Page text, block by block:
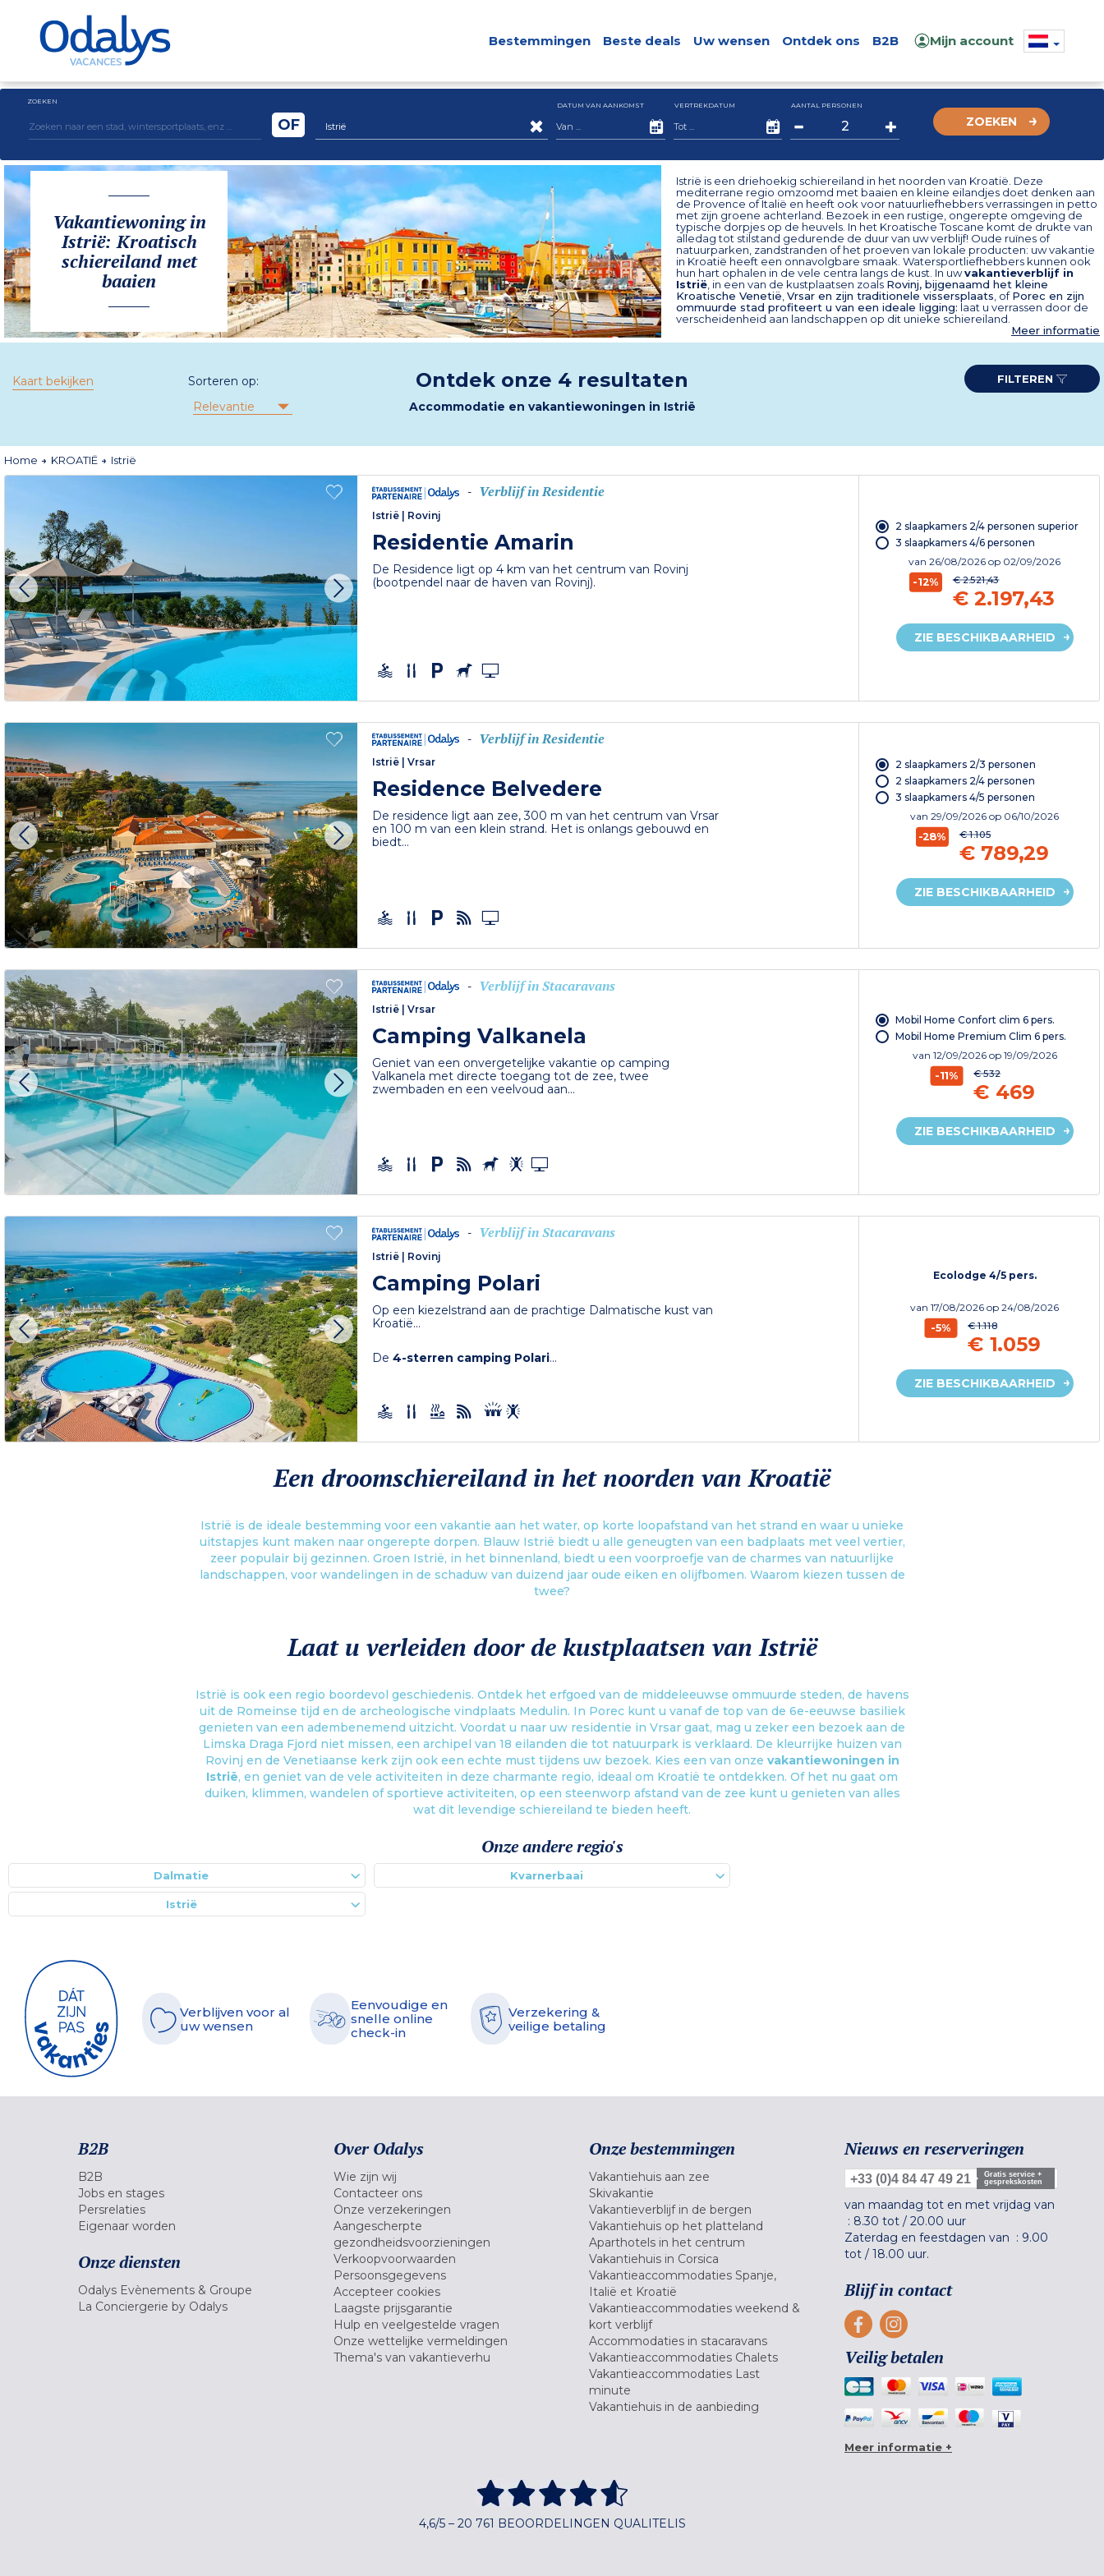
Bestemmingen Beste deals Uw wensen Ontdek ons B2B Mijn account
ZOEKEN
Istrië
OF
DATUM VAN AANKOMST VERTREKDATUM AANTAL PERSONEN
ZOEKEN
Vakantiewoning in
Istrië: Kroatisch
schiereiland met
baaien
Istrië is een driehoekig schiereiland in het noorden van Kroatië. Deze
mediterrane regio omzoomd met baaien en kleine eilandjes doet denken aan
de Provence of Italië en heeft ook voor natuurliefhebbers verrassingen in petto
met zijn groene achterland. Bezoek in een rustige, ongerepte omgeving de
typische dorpjes op de heuvels. In het Kroatische Toscane komt de drukte van
alledag tot stilstand gedurende de duur van uw verblijf! Oude ruïnes of
natuurparken, zandstranden of het proeven van lokale producten: uw vakantie
in Kroatië heeft een onnavolgbare smaak. Watersportliefhebbers kunnen ook
hun hart ophalen in de vele centra langs de kust. In uwvakantieverblijf in
Istrië , in een van de kustplaatsen zoals Rovinj, bijgenaamd het kleine
Kroatische Venetië Vrsar en zijn traditionele vissersplaats , ofPorec en zijn
ommuurde stad profiteert u van een ideale ligging: laat u verrassen door de
verscheidenheid aan landschappen op dit unieke schiereiland.
Meer informatie
Kaart bekijken
Sorteren op:
Relevantie
Ontdek onze 4 resultaten
Accommodatie en vakantiewoningen in Istrië
FILTEREN
Home KROATIË Istrië
- Verblijf in Residentie
Istrië | Rovinj
Residentie Amarin
De Residence ligt op 4 km van het centrum van Rovinj
(bootpendel naar de haven van Rovinj).
2 slaapkamers 2/4 personen superior
3 slaapkamers 4/6 personen
van26/08/2026op 02/09/2026
-12% € 2.521,43
€ 2.197,43
ZIE BESCHIKBAARHEID
- Verblijf in Residentie
Istrië |Vrsar
Residence Belvedere
De residence ligt aan zee, 300 m van het centrum van Vrsar
en 100 m van een klein strand. Het is onlangs gebouwd en
biedt...
2 slaapkamers 2/3 personen
2 slaapkamers 2/4 personen
3 slaapkamers 4/5 personen
van29/09/2026op 06/10/2026
-28% € 1.105
€ 789,29
ZIE BESCHIKBAARHEID
- Verblijf in Stacaravans
Istrië |Vrsar
Camping Valkanela
Geniet van een onvergetelijke vakantie op camping
Valkanela met directe toegang tot de zee, twee
zwembaden en een veelvoud aan...
Mobil Home Confort clim 6 pers.
Mobil Home Premium Clim 6 pers.
van 12/09/2026 op 19/09/2026
-11% € 532
€ 469
ZIE BESCHIKBAARHEID
- Verblijf in Stacaravans
Istrië Rovinj
Camping Polari
Op een kiezelstrand aan de prachtige Dalmatische kust van
Kroatië...
De4-sterren camping Polari...
Ecolodge 4/5 pers.
van17/08/2026op 24/08/2026
-5% € 1.118
€ 1.059
ZIE BESCHIKBAARHEID
Een droomschiereiland in het noorden van Kroatië
Istrië is de ideale bestemming voor een vakantie aan het water, op korte loopafstand van het strand en waar u unieke
uitstapjes kunt maken naar ongerepte dorpen. Blauw Istrië biedt u alle geneugten van een badplaats met veel vertier,
zeer populair bij gezinnen. Groen Istrië, in het binnenland, biedt u een voorproefje van de charmes van natuurlijke
landschappen, voor wandelingen in de schaduw van duizend jaar oude eiken en olijfbomen. Waarom kiezen tussen de
twee?
Laat u verleiden door de kustplaatsen van Istrië
Istrië is ook een regio boordevol geschiedenis. Ontdek het erfgoed van de middeleeuwse ommuurde steden, de havens
uit de Romeinse tijd en de archeologische vindplaats Medulin. In Porec kunt u vanaf de top van de 6e-eeuwse basiliek
genieten van een adembenemend uitzicht. Voordat u naar uw residentie in Vrsar gaat, mag u zeker een bezoek aan de
Limska Draga Fjord niet missen, een archipel van 18 eilanden die tot natuurpark is verklaard. De kleurrijke huizen van
Rovinj en de Venetiaanse kerk zijn ook een echte must tijdens uw bezoek. Kies een van onze vakantiewoningen in
Istrië, en geniet van de vele activiteiten in deze charmante regio, ideaal om Kroatië te ontdekken. Of het nu gaat om
duiken, klimmen, wandelen of sportieve activiteiten, op een steenworp afstand van de zee kunt u genieten van alles
wat dit levendige schiereiland te bieden heeft.
Onze andere regio's
Dalmatie
Istrië
Kvarnerbaai
Verblijven voor al
uw wensen
Eenvoudige en
snelle online
check-in
Verzekering &
veilige betaling
B2B
B2B
Jobs en stages
Persrelaties
Eigenaar worden
Onze diensten
Odalys Evènements & Groupe
La Conciergerie by Odalys
Over Odalys
Wie zijn wij
Contacteer ons
Onze verzekeringen
Aangescherpte
gezondheidsvoorzieningen
Verkoopvoorwaarden
Persoonsgegevens
Accepteer cookies
Laagste prijsgarantie
Hulp en veelgestelde vragen
Onze wettelijke vermeldingen
Thema's van vakantieverhu
Onze bestemmingen
Vakantiehuis aan zee
Skivakantie
Vakantieverblijf in de bergen
Vakantiehuis op het platteland
Aparthotels in het centrum
Vakantiehuis in Corsica
Vakantieaccommodaties Spanje,
Italië et Kroatië
Vakantieaccommodaties weekend &
kort verblijf
Accommodaties in stacaravans
Vakantieaccommodaties Chalets
Vakantieaccommodaties Last
minute
Vakantiehuis in de aanbieding
Nieuws en reserveringen
+33 (0)4 84 47 49 21
Gratis service +
gesprekskosten
van maandag tot en met vrijdag van
: 8.30 tot / 20.00 uur
Zaterdag en feestdagen van : 9.00
tot / 18.00 uur.
Blijf in contact
Veilig betalen
Meer informatie +
4,6/5 – 20 761 BEOORDELINGEN QUALITELIS